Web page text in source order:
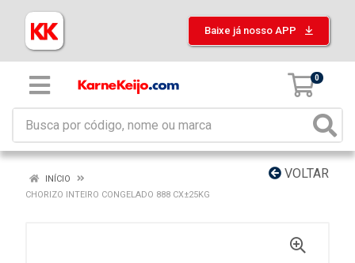
Baixe já nosso APP
0
VOLTAR
INÍCIO
CHORIZO INTEIRO CONGELADO 888 CX±25KG